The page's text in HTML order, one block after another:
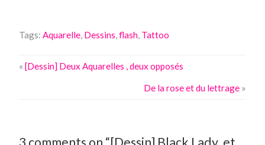
Tags:Aquarelle, Dessins,flash, Tattoo
«[Dessin] Deux Aquarelles , deux opposés
De la rose et du lettrage»